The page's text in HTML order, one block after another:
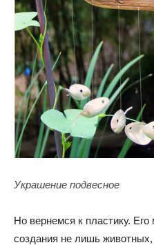
Украшение подвесное
Но вернемся к пластику.
создания не лишь